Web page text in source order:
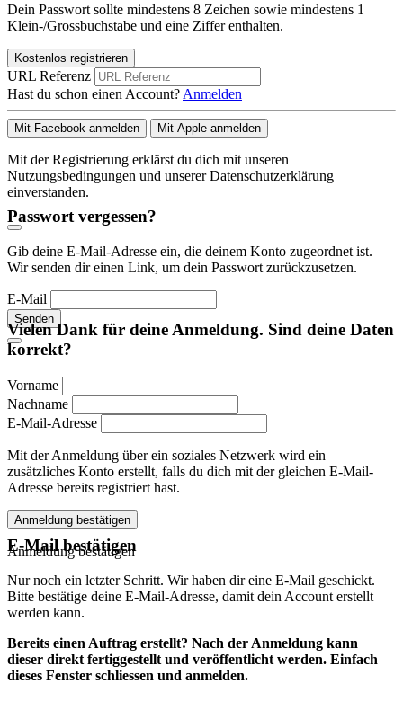
Dein Passwort sollte mindestens 8 Zeichen sowie mindestens 1
Klein-/Grossbuchstabe und eine Ziffer enthalten.
Kostenlos registrieren
URL Referenz
Hast du schon einen Account? Anmelden
Mit Facebook anmelden Mit Apple anmelden
Mit der Registrierung erklärst du dich mit unseren
Nutzungsbedingungen und unserer Datenschutzerklärung
einverstanden.
Passwort vergessen?
Gib deine E-Mail-Adresse ein, die deinem Konto zugeordnet ist.
Wir senden dir einen Link, um dein Passwort zurückzusetzen.
E-Mail
Senden
Vielen Dank für deine Anmeldung. Sind deine Daten
korrekt?
Vorname
Nachname
E-Mail-Adresse
Mit der Anmeldung über ein soziales Netzwerk wird ein
zusätzliches Konto erstellt, falls du dich mit der gleichen E-Mail-
Adresse bereits registriert hast.
Anmeldung bestätigen
Anmeldung bestätigen
E-Mail bestätigen
Nur noch ein letzter Schritt. Wir haben dir eine E-Mail geschickt.
Bitte bestätige deine E-Mail-Adresse, damit dein Account erstellt
werden kann.
Bereits einen Auftrag erstellt? Nach der Anmeldung kann
dieser direkt fertiggestellt und veröffentlicht werden. Einfach
dieses Fenster schliessen und anmelden.